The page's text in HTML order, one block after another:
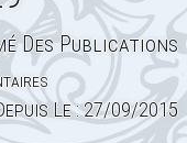
Des Publications
Le : 27/09/2015